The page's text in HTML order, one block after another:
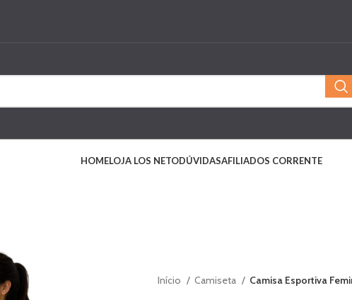
HOMELOJA LOS NETODÚVIDASAFILIADOS CORRENTE
Início Camiseta Camisa Esportiva